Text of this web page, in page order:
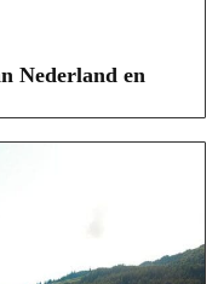
Nederland en